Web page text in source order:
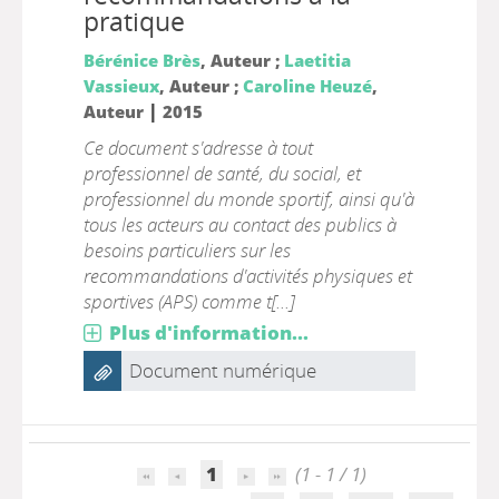
pratique
Bérénice Brès, Auteur ; Laetitia
Vassieux, Auteur ; Caroline Heuzé,
Auteur | 2015
Ce document s'adresse à tout
professionnel de santé, du social, et
professionnel du monde sportif, ainsi qu'à
tous les acteurs au contact des publics à
besoins particuliers sur les
recommandations d'activités physiques et
sportives (APS) comme t[...]
Plus d'information...
Document numérique
1
(1 - 1 / 1)